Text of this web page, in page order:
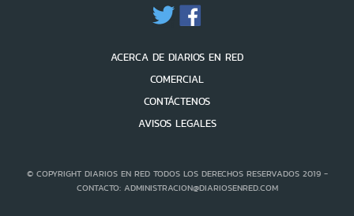
ACERCA DE DIARIOS EN RED
COMERCIAL
CONTÁCTENOS
AVISOS LEGALES
© COPYRIGHT DIARIOS EN RED TODOS LOS DERECHOS RESERVADOS 2019 -
CONTACTO: ADMINISTRACION@DIARIOSENRED.COM